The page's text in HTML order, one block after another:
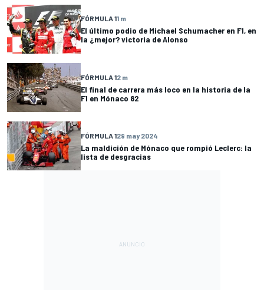
FÓRMULA 11 m
El último podio de Michael Schumacher en F1, en
la ¿mejor? victoria de Alonso
FÓRMULA 12 m
El final de carrera más loco en la historia de la
F1 en Mónaco 82
FÓRMULA 129 may 2024
La maldición de Mónaco que rompió Leclerc: la
lista de desgracias